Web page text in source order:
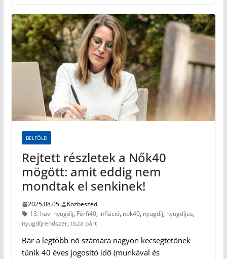
BELFÖLD
Rejtett részletek a Nők40
mögött: amit eddig nem
mondtak el senkinek!
2025.08.05.
Közbeszéd
13. havi nyugdíj, Férfi40, infláció, nők40, nyugdíj, nyugdíjas,
nyugdíjrendszer,tisza párt
Bár a legtöbb nő számára nagyon kecsegtetőnek
tűnik 40 éves jogosító idő (munkával és